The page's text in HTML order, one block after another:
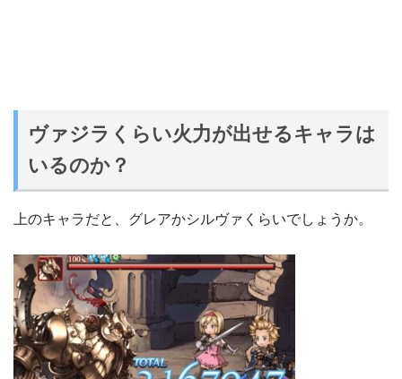
ヴァジラくらい火力が出せるキャラは
いるのか？
上のキャラだと、 グレアかシルヴァくらいでしょうか。